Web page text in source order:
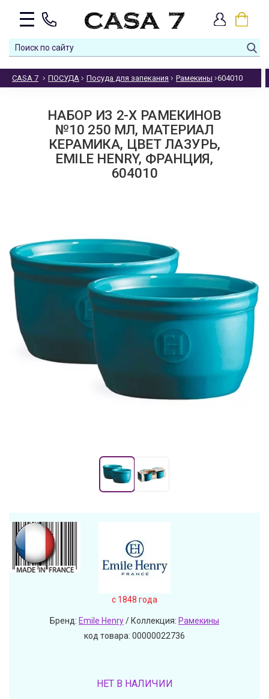
CASA 7 ПОСУДА Посуда для запекания Рамекины 604010
НАБОР ИЗ 2-Х РАМЕКИНОВ
№10 250 МЛ, МАТЕРИАЛ
КЕРАМИКА, ЦВЕТ ЛАЗУРЬ,
EMILE HENRY, ФРАНЦИЯ,
604010
c 1848 года
Бренд: Emile Henry/ Коллекция: Рамекины
код товара: 00000022736
НЕТ В НАЛИЧИИ